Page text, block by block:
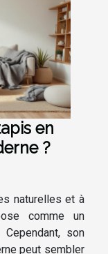
en
?
naturelles et à
comme un
son
peut sembler